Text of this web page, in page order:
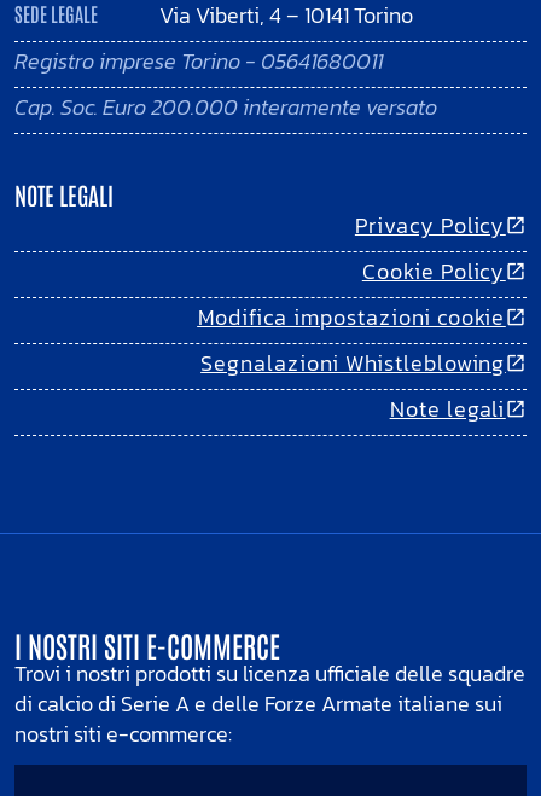
SEDE LEGALE
Via Viberti, 4 – 10141 Torino
Registro imprese Torino - 05641680011
Cap. Soc. Euro 200.000 interamente versato
NOTE LEGALI
Privacy Policy
Cookie Policy
Modifica impostazioni cookie
Segnalazioni Whistleblowing
Note legali
I NOSTRI SITI E-COMMERCE
Trovi i nostri prodotti su licenza ufficiale delle squadre
di calcio di Serie A e delle Forze Armate italiane sui
nostri siti e-commerce: